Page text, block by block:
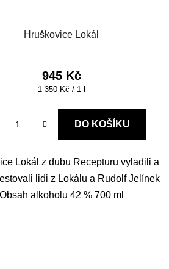
Hruškovice Lokál
945 Kč
Měrná
1 350 Kč / 1 l
DO KOŠÍKU
Lokál z dubu Recepturu vyladili a
lidi z Lokálu a Rudolf Jelínek
Obsah alkoholu 42 % 700 ml